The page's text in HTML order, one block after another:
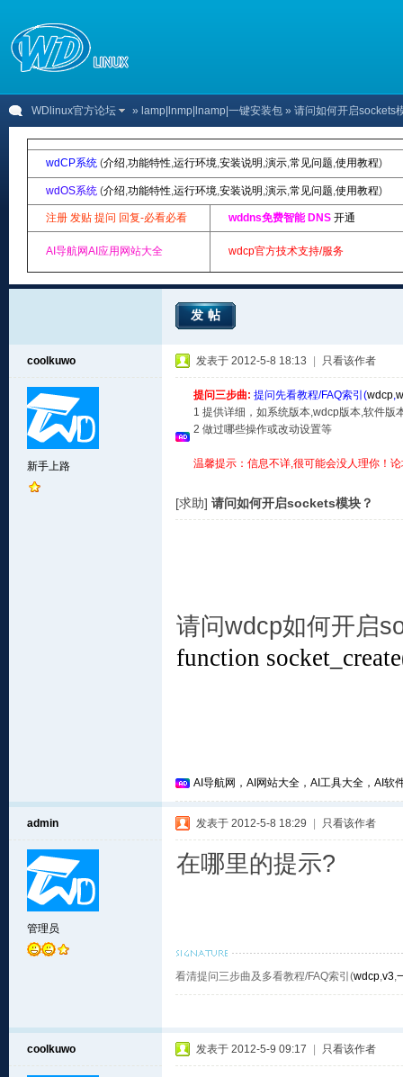
WDlinux官方论坛 » lamp|lnmp|lnamp|一键安装包 » 请问如何开启sockets
wdCP系统 (介绍,功能特性,运行环境,安装说明 ,演示,常见问题,使用教程)
wdOS系统 (介绍,功能特性,运行环境,安装说明 ,演示,常见问题,使用教程)
注册 发贴 提问 回复-必看必看 wddns免费智能 DNS 开通
AI导航网AI应用网站大全 wdcp官方技术支持/服务
发帖
coolkuwo
新手上路
发表于 2012-5-8 18:13 只看该作者
提问三步曲: 提问先看教程/FAQ索引(wdcp,
1 提供详细，如系统版本,wdcp版本,软件版
2 做过哪些操作或改动设置等
温馨提示：信息不详,很可能会没人理你！
[求助] 请问如何开启sockets模块？
请问wdcp如何开启
function
AI导航网，AI网站大全，AI工具大全，AI软
admin
管理员
发表于 2012-5-8 18:29 只看该作者
在哪里的提示?
看清提问三步曲及多看教程/FAQ索引(wdcp,v3,
coolkuwo 发表于 2012-5-9 09:17 只看该作者